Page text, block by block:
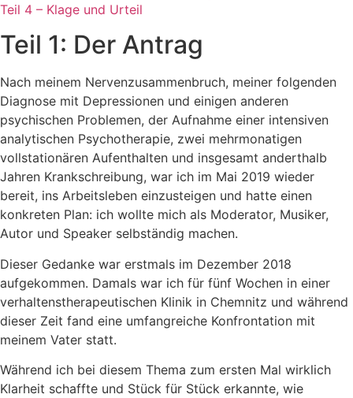
Teil 4 – Klage und Urteil
Teil 1: Der Antrag
Nach meinem Nervenzusammenbruch, meiner folgenden
Diagnose mit Depressionen und einigen anderen
psychischen Problemen, der Aufnahme einer intensiven
analytischen Psychotherapie, zwei mehrmonatigen
vollstationären Aufenthalten und insgesamt anderthalb
Jahren Krankschreibung, war ich im Mai 2019 wieder
bereit, ins Arbeitsleben einzusteigen und hatte einen
konkreten Plan: ich wollte mich als Moderator, Musiker,
Autor und Speaker selbständig machen.
Dieser Gedanke war erstmals im Dezember 2018
aufgekommen. Damals war ich für fünf Wochen in einer
verhaltenstherapeutischen Klinik in Chemnitz und während
dieser Zeit fand eine umfangreiche Konfrontation mit
meinem Vater statt.
Während ich bei diesem Thema zum ersten Mal wirklich
Klarheit schaffte und Stück für Stück erkannte, wie